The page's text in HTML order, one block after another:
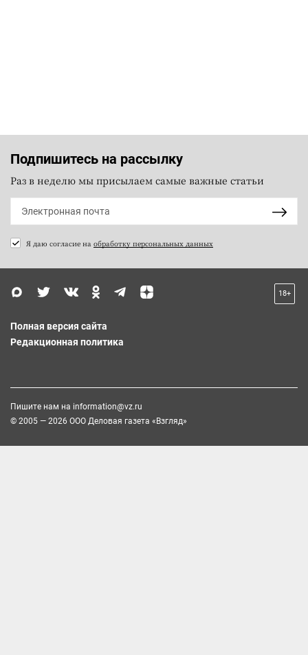
Подпишитесь на рассылку
Раз в неделю мы присылаем самые важные статьи
Я даю согласие на обработку персональных данных
18+
Полная версия сайта
Редакционная политика
Пишите нам на information@vz.ru
© 2005 — 2026 ООО Деловая газета «Взгляд»